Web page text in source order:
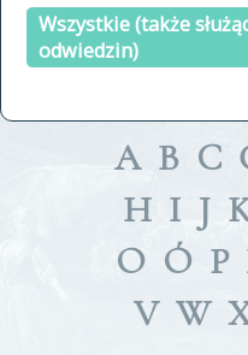
Wszystkie (także
odwiedzin)
a
A B C
H I J
O Ó P
V W